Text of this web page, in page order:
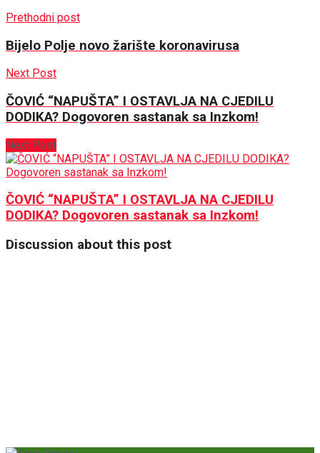
Prethodni post
Bijelo Polje novo žarište koronavirusa
Next Post
ČOVIĆ “NAPUŠTA” I OSTAVLJA NA CJEDILU
DODIKA? Dogovoren sastanak sa Inzkom!
Next Post
ČOVIĆ “NAPUŠTA” I OSTAVLJA NA CJEDILU
DODIKA? Dogovoren sastanak sa Inzkom!
Discussion about this post